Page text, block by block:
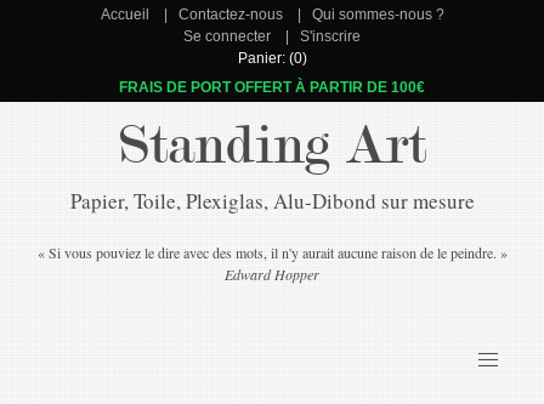
Accueil Contactez-nous
Qui sommes-nous ?
Se connecter
S'inscrire
Panier: (0)
FRAIS DE PORT OFFERT À PARTIR DE 100€
Standing Art
Papier, Toile, Plexiglas, Alu-Dibond sur mesure
« Si vous pouviez le dire avec des mots, il n'y aurait aucune raison de le peindre. »
Edward Hopper